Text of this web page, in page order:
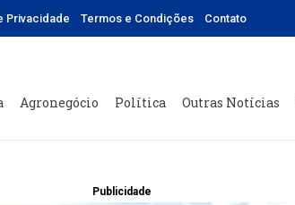
Privacidade Termos e Condições Contato
Agronegócio Política Outras Notícias
Publicidade